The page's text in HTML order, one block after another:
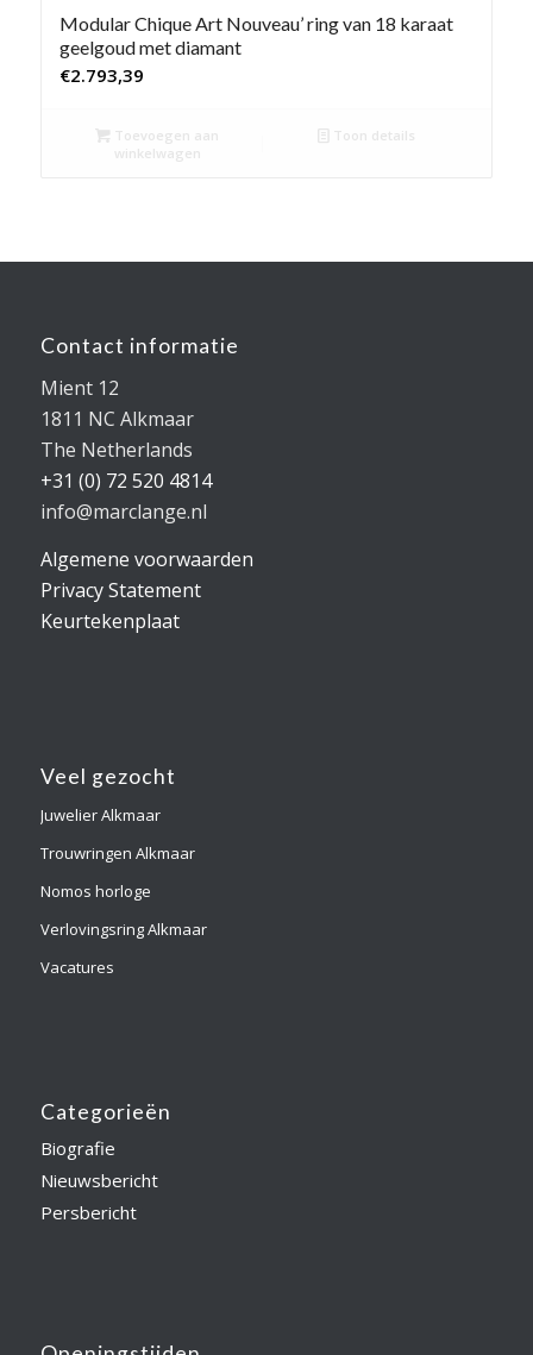
Modular Chique Art Nouveau’ ring van 18 karaat
geelgoud met diamant
€2.793,39
Toevoegen aan
winkelwagen
Toon details
Contact informatie
Mient 12
1811 NC Alkmaar
The Netherlands
+31 (0) 72 520 4814
info@marclange.nl
Algemene voorwaarden
Privacy Statement
Keurtekenplaat
Veel gezocht
Juwelier Alkmaar
Trouwringen Alkmaar
Nomos horloge
Verlovingsring Alkmaar
Vacatures
Categorieën
Biografie
Nieuwsbericht
Persbericht